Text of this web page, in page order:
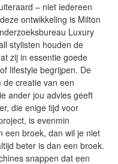
– niet iedereen
ontwikkeling is Milton
Luxury
stylisten houden de
zij in essentie goede
lifestyle begrijpen. De
creatie van een
ander jou advies geeft
die enige tijd voor
is evenmin
een broek, dan wil je niet
beter is dan een broek.
snappen dat een